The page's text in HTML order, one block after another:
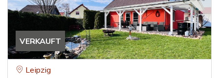
VERKAUFT
Leipzig